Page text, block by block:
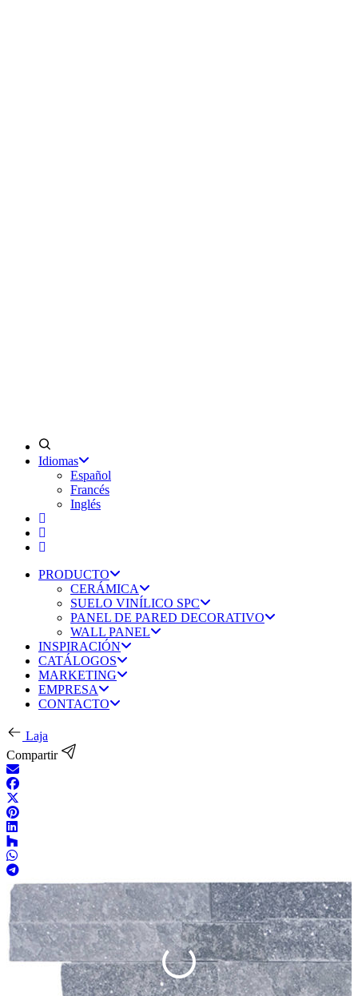
Idiomas
Español
Francés
Inglés
PRODUCTO
CERÁMICA
SUELO VINÍLICO SPC
PANEL DE PARED DECORATIVO
WALL PANEL
INSPIRACIÓN
CATÁLOGOS
MARKETING
EMPRESA
CONTACTO
Laja
Compartir